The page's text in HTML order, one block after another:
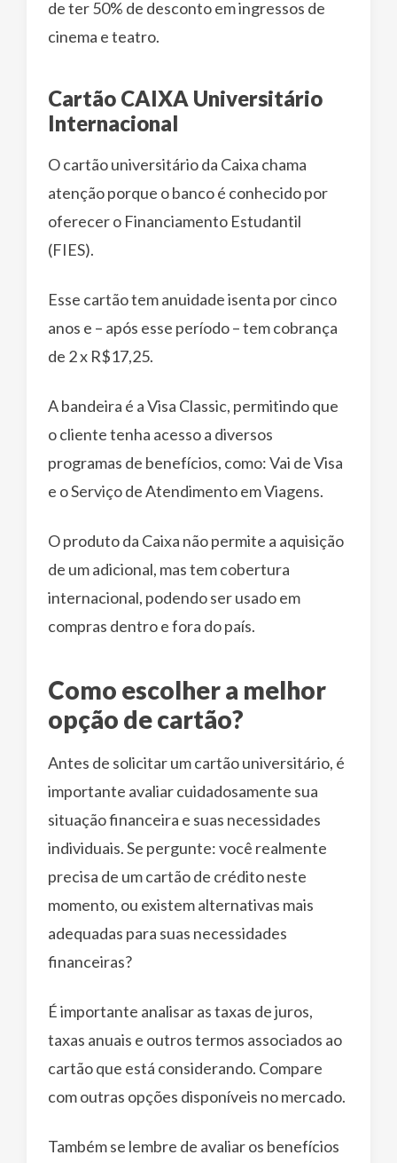
de ter 50% de desconto em ingressos de
cinema e teatro.
Cartão CAIXA Universitário
Internacional
O cartão universitário da Caixa chama
atenção porque o banco é conhecido por
oferecer o Financiamento Estudantil
(FIES).
Esse cartão tem anuidade isenta por cinco
anos e – após esse período – tem cobrança
de 2 x R$17,25.
A bandeira é a Visa Classic, permitindo que
o cliente tenha acesso a diversos
programas de benefícios, como: Vai de Visa
e o Serviço de Atendimento em Viagens.
O produto da Caixa não permite a aquisição
de um adicional, mas tem cobertura
internacional, podendo ser usado em
compras dentro e fora do país.
Como escolher a melhor
opção de cartão?
Antes de solicitar um cartão universitário, é
importante avaliar cuidadosamente sua
situação financeira e suas necessidades
individuais. Se pergunte: você realmente
precisa de um cartão de crédito neste
momento, ou existem alternativas mais
adequadas para suas necessidades
financeiras?
É importante analisar as taxas de juros,
taxas anuais e outros termos associados ao
cartão que está considerando. Compare
com outras opções disponíveis no mercado.
Também se lembre de avaliar os benefícios